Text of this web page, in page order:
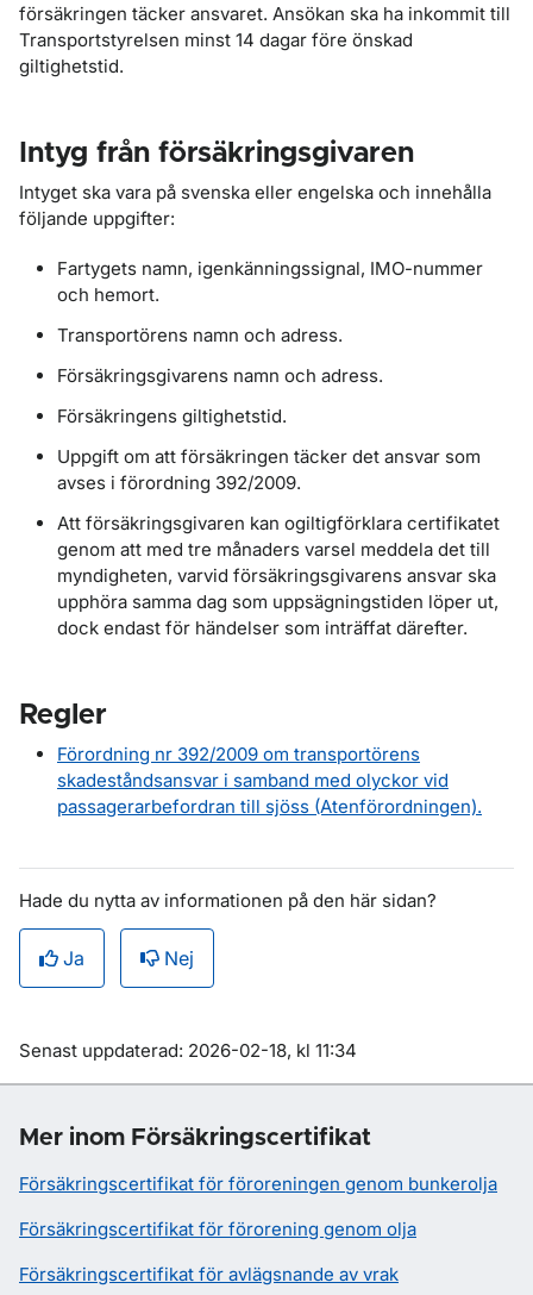
försäkringen täcker ansvaret. Ansökan ska ha inkommit till
Transportstyrelsen minst 14 dagar före önskad
giltighetstid.
Intyg från försäkringsgivaren
Intyget ska vara på svenska eller engelska och innehålla
följande uppgifter:
Fartygets namn, igenkänningssignal, IMO-nummer
och hemort.
Transportörens namn och adress.
Försäkringsgivarens namn och adress.
Försäkringens giltighetstid.
Uppgift om att försäkringen täcker det ansvar som
avses i förordning 392/2009.
Att försäkringsgivaren kan ogiltigförklara certifikatet
genom att med tre månaders varsel meddela det till
myndigheten, varvid försäkringsgivarens ansvar ska
upphöra samma dag som uppsägningstiden löper ut,
dock endast för händelser som inträffat därefter.
Regler
Förordning nr 392/2009 om transportörens
skadeståndsansvar i samband med olyckor vid
passagerarbefordran till sjöss (Atenförordningen).
Hade du nytta av informationen på den här sidan?
Ja Nej
Om sidan
Senast uppdaterad: 2026-02-18, kl 11:34
Mer inom Försäkringscertifikat
Försäkringscertifikat för föroreningen genom bunkerolja
Försäkringscertifikat för förorening genom olja
Försäkringscertifikat för avlägsnande av vrak